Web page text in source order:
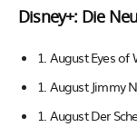
Disney+: Die
1. August Eyes
1. August Jimmy
1. August Der